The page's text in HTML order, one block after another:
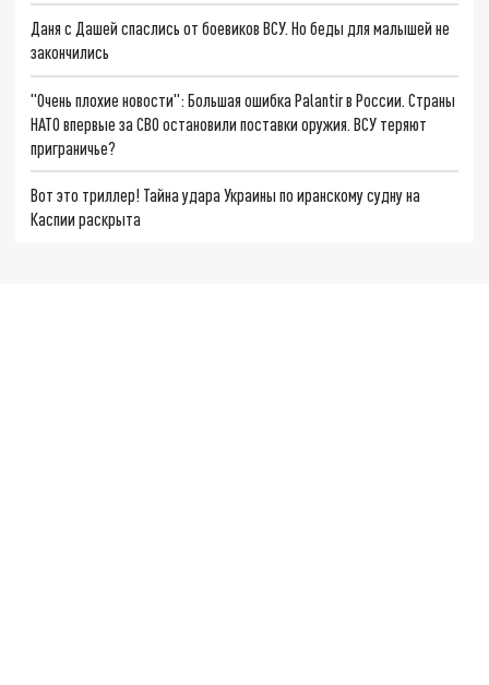
Даня с Дашей спаслись от боевиков ВСУ. Но беды для малышей не
закончились
"Очень плохие новости": Большая ошибка Palantir в России. Страны
НАТО впервые за СВО остановили поставки оружия. ВСУ теряют
приграничье?
Вот это триллер! Тайна удара Украины по иранскому судну на
Каспии раскрыта